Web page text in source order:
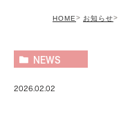
HOME お知らせ
NEWS
2026.02.02